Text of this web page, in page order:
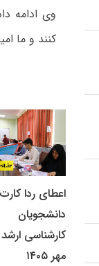
وی ادامه
کنند و ما
اعطای ردا
دانشجویان
کارشناسی ارشد
مهر ۱۴۰۵